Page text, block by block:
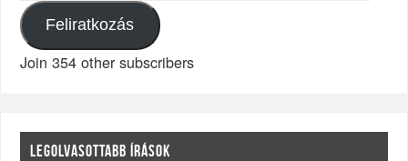
Feliratkozás
Join 354 other subscribers
LEGOLVASOTTABB ÍRÁSOK